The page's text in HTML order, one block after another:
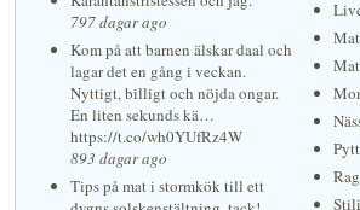
797 dagar ago
Kom på att barnen älskar daal och
lagar det en gång i veckan.
Nyttigt, billigt och nöjda ongar.
En liten sekunds kä…
https://t.co/wh0YUfRz4W
893 dagar ago
Tips på mat i stormkök till ett